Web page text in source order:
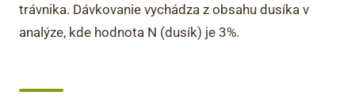
trávnika. Dávkovanie vychádza z obsahu dusíka v
analýze, kde hodnota N (dusík) je 3%.